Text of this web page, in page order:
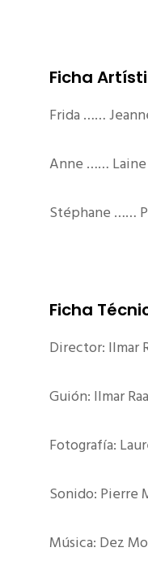
Ficha
Frida ……
Anne …… Laine
Stéphane ……
Ficha
Director: Ilmar
Guión: Ilmar
Fotografía:
Sonido: Pierre
Música: Dez